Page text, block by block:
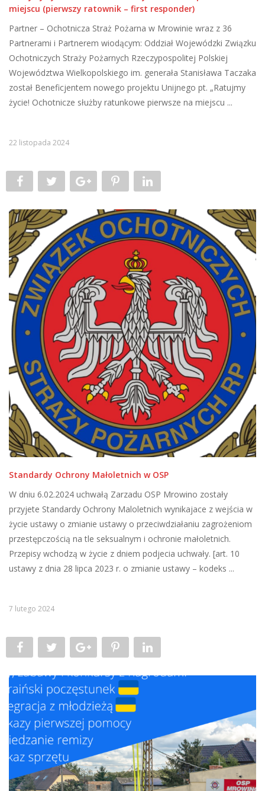
miejscu (pierwszy ratownik – first responder)
Partner – Ochotnicza Straż Pożarna w Mrowinie wraz z 36
Partnerami i Partnerem wiodącym: Oddział Wojewódzki Związku
Ochotniczych Straży Pożarnych Rzeczypospolitej Polskiej
Województwa Wielkopolskiego im. generała Stanisława Taczaka
został Beneficjentem nowego projektu Unijnego pt. „Ratujmy
życie! Ochotnicze służby ratunkowe pierwsze na miejscu ...
22 listopada 2024
Standardy Ochrony Małoletnich w OSP
W dniu 6.02.2024 uchwałą Zarzadu OSP Mrowino zostały
przyjete Standardy Ochrony Maloletnich wynikajace z wejścia w
życie ustawy o zmianie ustawy o przeciwdziałaniu zagrożeniom
przestępczością na tle seksualnym i ochronie małoletnich.
Przepisy wchodzą w życie z dniem podjecia uchwały. [art. 10
ustawy z dnia 28 lipca 2023 r. o zmianie ustawy – kodeks ...
7 lutego 2024